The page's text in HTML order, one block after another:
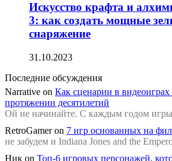
Искусство крафта и
3: как создать мощные
снаряжение
31.10.2023
Последние обсуждения
Narrative on Как сценарии в видеоиграх
протяжении десятилетий
Ой не начинайте. С каждым годом
RetroGamer on 7 игр основанных на
не забудем и Indiana Jones and the
Ник on Топ-6 игровых персонажей,